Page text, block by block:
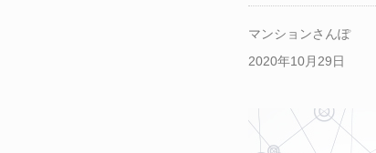
マンションさんぽ
2020年10月29日